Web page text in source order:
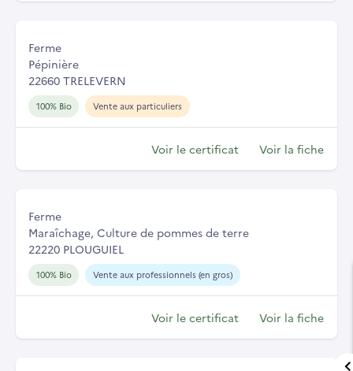
Ferme
Pépinière
22660 TRELEVERN
100% Bio Vente aux particuliers
Voir le certificat Voir la fiche
Ferme
Maraîchage, Culture de pommes de terre
22220 PLOUGUIEL
100% Bio Vente aux professionnels (en gros)
Voir le certificat Voir la fiche